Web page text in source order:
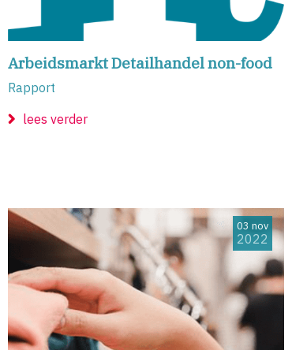
Arbeidsmarkt Detailhandel non-food
Rapport
lees verder
03 nov
2022